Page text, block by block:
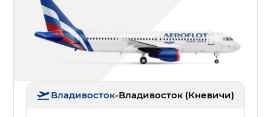
Владивосток-Владивосток (Кневичи)